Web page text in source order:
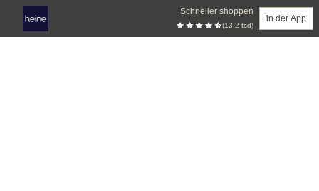
Schneller shoppen
(13.2 tsd)
in der App